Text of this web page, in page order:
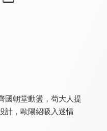
國朝堂動盪，苟大人提
計，歐陽紹吸入迷情